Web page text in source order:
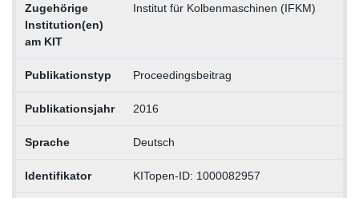
Zugehörige
Institution(en)
am KIT
Institut für Kolbenmaschinen (IFKM)
Publikationstyp Proceedingsbeitrag
Publikationsjahr 2016
Sprache Deutsch
Identifikator KITopen-ID: 1000082957